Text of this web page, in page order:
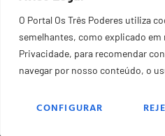
O Portal Os Três Poderes utiliza
semelhantes, como explicado em
Privacidade, para recomendar
navegar por nosso conteúdo, o
CONFIGURAR